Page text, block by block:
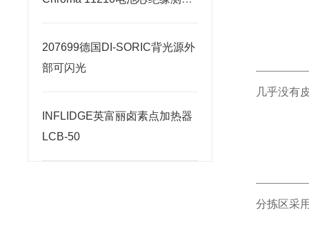
207699德国DI-SORIC背光源外
部可闪光
INFLIDGE英富丽卤素点加热器
LCB-50
几乎没有
分拣区采